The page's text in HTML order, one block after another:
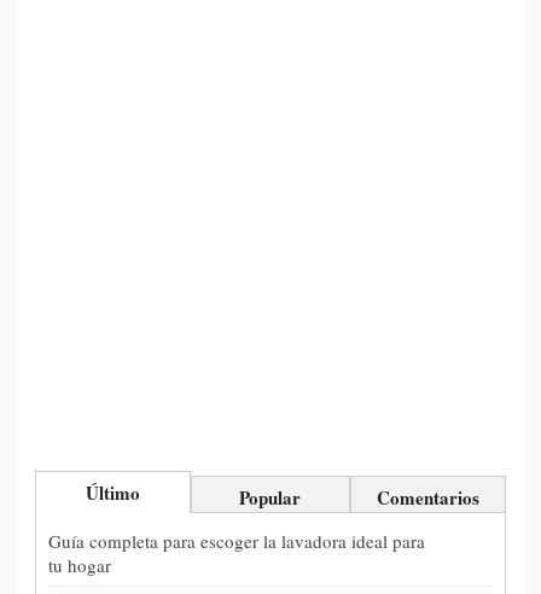
Último Popular Comentarios
Guía completa para escoger la lavadora ideal para
tu hogar